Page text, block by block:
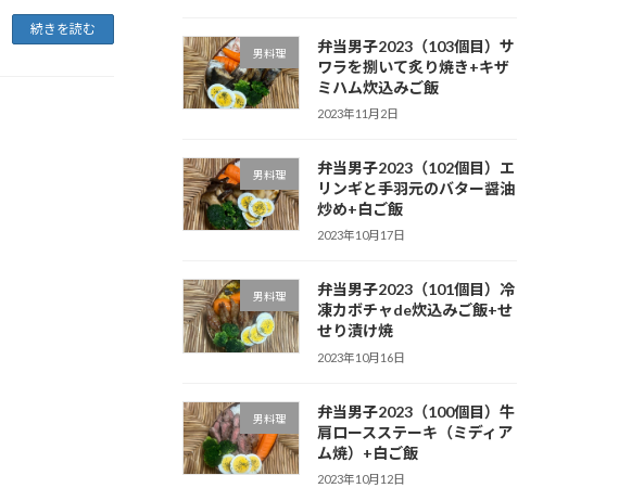
続きを読む
男料理
弁当男子2023（103個目）サ
ワラを捌いて炙り焼き+キザ
ミハム炊込みご飯
2023年11月2日
男料理
弁当男子2023（102個目）エ
リンギと手羽元のバター醤油
炒め+白ご飯
2023年10月17日
男料理
弁当男子2023（101個目）冷
凍カボチャde炊込みご飯+せ
せり漬け焼
2023年10月16日
男料理
弁当男子2023（100個目）牛
肩ロースステーキ（ミディア
ム焼）+白ご飯
2023年10月12日